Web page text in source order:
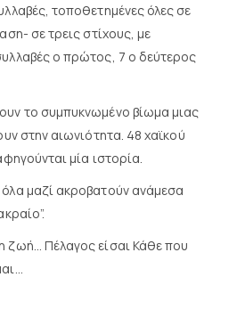
τοποθετημένες όλες σε
σε τρεις στίχους, με
ο πρώτος, 7 ο δεύτερος
το συμπυκνωμένο βίωμα μιας
στην αιωνιότητα. 48 χαϊ­κού
μία ιστορία.
μα­ζί ακροβατούν ανάμεσα
ζωή… Πέλαγος είσαι Κάθε που